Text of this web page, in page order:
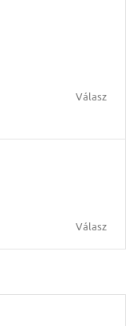
Válasz
Válasz